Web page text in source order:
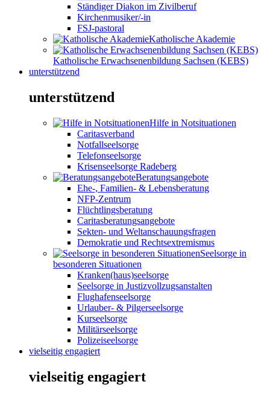
Ständiger Diakon im Zivilberuf
Kirchenmusiker/-in
FSJ-pastoral
Katholische Akademie
Katholische Erwachsenenbildung Sachsen (KEBS)
unterstützend
unterstützend
Hilfe in Notsituationen
Caritasverband
Notfallseelsorge
Telefonseelsorge
Krisenseelsorge Radeberg
Beratungsangebote
Ehe-, Familien- & Lebensberatung
NFP-Zentrum
Flüchtlingsberatung
Caritasberatungsangebote
Sekten- und Weltanschauungsfragen
Demokratie und Rechtsextremismus
Seelsorge in
besonderen Situationen
Kranken(haus)seelsorge
Seelsorge in Justizvollzugsanstalten
Flughafenseelsorge
Urlauber- & Pilgerseelsorge
Kurseelsorge
Militärseelsorge
Polizeiseelsorge
vielseitig engagiert
vielseitig engagiert